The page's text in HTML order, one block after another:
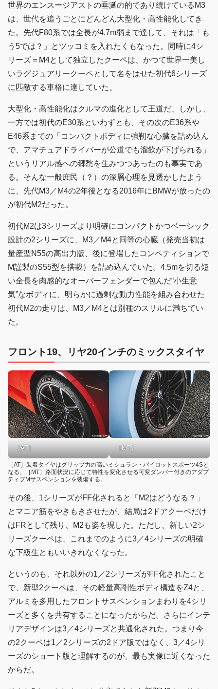
世界のエンスージアストの垂涎の的であり続けているM3
は、世代を追うごとにどんどん大型化・高性能化してき
た。先代F80系では全長が4.7m弱まで達して、それは「も
う5では？」とツッコミを入れたくもなった。同時に4シ
リーズ＝M4として独立したクーペは、かつて世界一美し
いラグジュアリークーペとして名をはせた初代6シリーズ
に匹敵する車格に達していた。
大型化・高性能化はクルマの進化として王道だ、しかし、
一方では初代のE30系といわずとも、その次のE36系や
E46系までの「コンパクトボディに強靭な心臓を詰め込ん
で、アマチュアドライバーが公道でも溜飲が下げられる」
というリアル感への郷愁を生みつつあったのも事実であ
る。そんな一般庶民（？）の深層心理を見透かしたよう
に、先代M3／M4の2年後となる2016年にBMWが放ったの
が初代M2だった。
初代M2は3シリーズより明確にコンパクトかつベーシック
設計の2シリーズに、M3／M4と同等の心臓（発売当初は
量産型N55の高出力版、後に登場したコンペティションで
M謹製のS55型を搭載）を詰め込んでいた。4.5mを切る短
い全長を肉感的なオーバーフェンダーで包んだ“小生意
気”なボディに、明らかに過剰な動力性能を組み合わせた
初代M2の走りは、M3／M4とは別種のスリルに満ちてい
た。
フロント19、リヤ20インチのミックスタイヤ
［AT］ ［MT］
［AT］装着タイヤはグリップ力の高いミシュラン・パイロットスポーツ4Sと
なる。［MT］路面状況に応じて特性を変化させる可変ダンパー付きのアダプ
ティブMサスペンションを装備する。
その後、1シリーズがFF化されると「M2はどうなる？」
とマニア筋をやきもきさせたが、結局は2ドアクーペだけ
はFRとして残り、M2も姿を現した。ただし、新しい2シ
リーズクーペは、これまでのように3／4シリーズの明確
な下級生ともいいきれなくなった。
というのも、それ以外の1／2シリーズがFF化されたこと
で、新型2クーペは、その軽量高剛性ボディ構造をZ4と、
アルミを多用したフロントサスペンションまわりを4シリ
ーズと多くを共有することになったからだ。さらにインテ
リアデザインは3／4シリーズと共通化された。つまり今
の2クーペは1／2シリーズの2ドア版ではなく、3／4シリ
ーズのショート版と理解するのが、最も実像に近くなった
からだ。